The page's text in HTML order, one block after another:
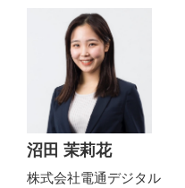
沼田 茉莉花
株式会社電通デジタル